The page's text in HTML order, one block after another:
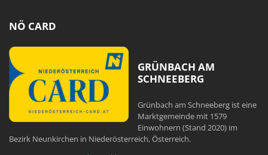
NÖ CARD
GRÜNBACH AM
SCHNEEBERG
Grünbach am Schneeberg ist eine
Marktgemeinde mit 1579
Einwohnern (Stand 2020) im
Bezirk Neunkirchen in Niederösterreich, Österreich.